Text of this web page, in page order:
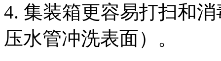
4. 集装箱更容易打扫和
压水管冲洗表面）。